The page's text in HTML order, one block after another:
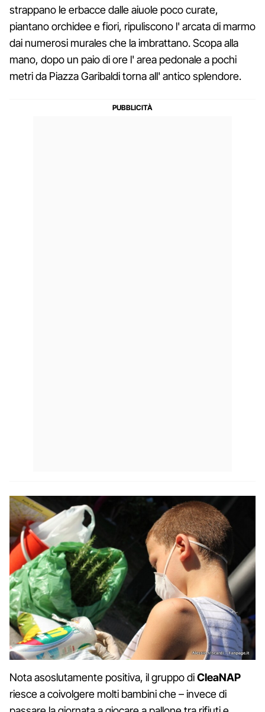
strappano le erbacce dalle aiuole poco curate,
piantano orchidee e fiori, ripuliscono l' arcata di marmo
dai numerosi murales che la imbrattano. Scopa alla
mano, dopo un paio di ore l' area pedonale a pochi
metri da Piazza Garibaldi torna all' antico splendore.
Nota asoslutamente positiva, il gruppo diCleaNAP
riesce a coivolgere molti bambini che – invece di